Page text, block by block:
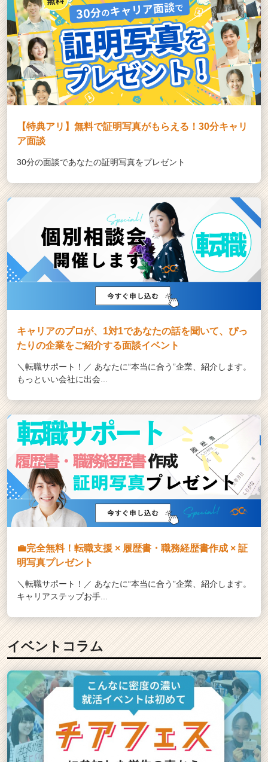
【特典アリ】無料で証明写真がもらえる！30分キャリ
ア面談
30分の面談であなたの証明写真をプレゼント
キャリアのプロが、1対1であなたの話を聞いて、ぴっ
たりの企業をご紹介する面談イベント
＼転職サポート！／ あなたに“本当に合う”企業、紹介します。
もっといい会社に出会...
💼完全無料！転職支援 × 履歴書・職務経歴書作成 × 証
明写真プレゼント
＼転職サポート！／ あなたに“本当に合う”企業、紹介します。
キャリアステップお手...
イベントコラム